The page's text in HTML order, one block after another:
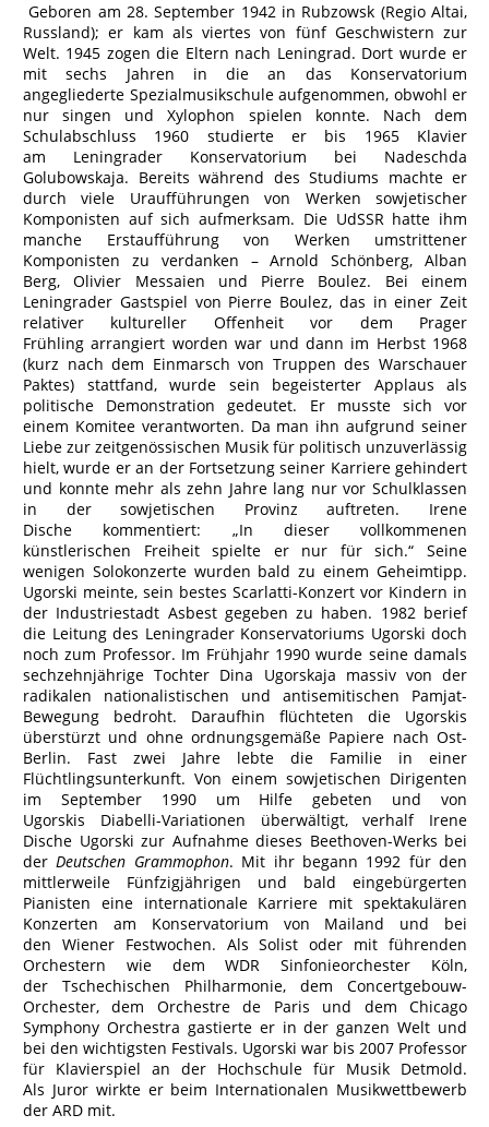
Geboren am 28. September 1942 in Rubzowsk (Regio Altai,
Russland); er kam als viertes von fünf Geschwistern zur
Welt. 1945 zogen die Eltern nach Leningrad. Dort wurde er
mit sechs Jahren in die an das Konservatorium
angegliederte Spezialmusikschule aufgenommen, obwohl er
nur singen und Xylophon spielen konnte. Nach dem
Schulabschluss 1960 studierte er bis 1965 Klavier
am Leningrader Konservatorium bei Nadeschda
Golubowskaja. Bereits während des Studiums machte er
durch viele Uraufführungen von Werken sowjetischer
Komponisten auf sich aufmerksam. Die UdSSR hatte ihm
manche Erstaufführung von Werken umstrittener
Komponisten zu verdanken – Arnold Schönberg, Alban
Berg, Olivier Messaien und Pierre Boulez. Bei einem
Leningrader Gastspiel von Pierre Boulez, das in einer Zeit
relativer kultureller Offenheit vor dem Prager
Frühling arrangiert worden war und dann im Herbst 1968
(kurz nach dem Einmarsch von Truppen des Warschauer
Paktes) stattfand, wurde sein begeisterter Applaus als
politische Demonstration gedeutet. Er musste sich vor
einem Komitee verantworten. Da man ihn aufgrund seiner
Liebe zur zeitgenössischen Musik für politisch unzuverlässig
hielt, wurde er an der Fortsetzung seiner Karriere gehindert
und konnte mehr als zehn Jahre lang nur vor Schulklassen
in der sowjetischen Provinz auftreten. Irene
Dische kommentiert: „In dieser vollkommenen
künstlerischen Freiheit spielte er nur für sich.“ Seine
wenigen Solokonzerte wurden bald zu einem Geheimtipp.
Ugorski meinte, sein bestes Scarlatti-Konzert vor Kindern in
der Industriestadt Asbest gegeben zu haben. 1982 berief
die Leitung des Leningrader Konservatoriums Ugorski doch
noch zum Professor. Im Frühjahr 1990 wurde seine damals
sechzehnjährige Tochter Dina Ugorskaja massiv von der
radikalen nationalistischen und antisemitischen Pamjat-
Bewegung bedroht. Daraufhin flüchteten die Ugorskis
überstürzt und ohne ordnungsgemäße Papiere nach Ost-
Berlin. Fast zwei Jahre lebte die Familie in einer
Flüchtlingsunterkunft. Von einem sowjetischen Dirigenten
im September 1990 um Hilfe gebeten und von
Ugorskis Diabelli-Variationen überwältigt, verhalf Irene
Dische Ugorski zur Aufnahme dieses Beethoven-Werks bei
derDeutschen Grammophon. Mit ihr begann 1992 für den
mittlerweile Fünfzigjährigen und bald eingebürgerten
Pianisten eine internationale Karriere mit spektakulären
Konzerten am Konservatorium von Mailand und bei
den Wiener Festwochen. Als Solist oder mit führenden
Orchestern wie dem WDR Sinfonieorchester Köln,
der Tschechischen Philharmonie, dem Concertgebouw-
Orchester, dem Orchestre de Paris und dem Chicago
Symphony Orchestra gastierte er in der ganzen Welt und
bei den wichtigsten Festivals. Ugorski war bis 2007 Professor
für Klavierspiel an der Hochschule für Musik Detmold.
Als Juror wirkte er beim Internationalen Musikwettbewerb
der ARD mit.